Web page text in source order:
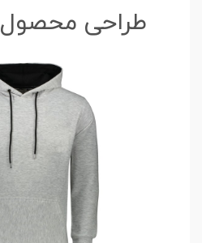
طراحی محصول